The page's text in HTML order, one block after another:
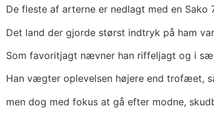
De fleste af arterne er nedlagt med en Sako
Det land der gjorde størst indtryk på ham
Som favoritjagt nævner han riffeljagt og i
Han vægter oplevelsen højere end trofæet,
men dog med fokus at gå efter modne,